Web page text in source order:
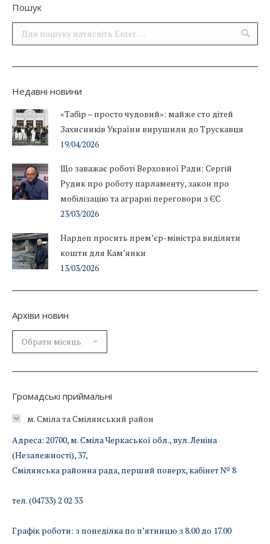
Пошук
Поиск:
Недавні новини
«Табір – просто чудовий»: майже сто дітей
Захисників України вирушили до Трускавця
19/04/2026
Що заважає роботі Верховної Ради: Сергій
Рудик про роботу парламенту, закон про
мобілізацію та аграрні переговори з ЄС
23/03/2026
Нардеп просить прем’єр-міністра виділити
кошти для Кам’янки
13/03/2026
Архіви новин
Архіви
новин
Громадські приймальні
м. Сміла та Смілянський район
Адреса: 20700, м. Сміла Черкаської обл., вул. Леніна
(Незалежності), 37,
Смілянська районна рада, перший поверх, кабінет № 8
тел. (04733) 2 02 33
Графік роботи: з понеділка по п’ятницю з 8.00 до 17.00